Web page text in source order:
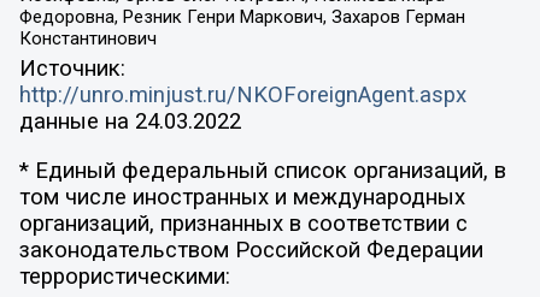
Федоровна, Резник Генри Маркович, Захаров Герман
Константинович
Источник:
http://unro.minjust.ru/NKOForeignAgent.aspx
данные на 24.03.2022
* Единый федеральный список организаций, в
том числе иностранных и международных
организаций, признанных в соответствии с
законодательством Российской Федерации
террористическими: